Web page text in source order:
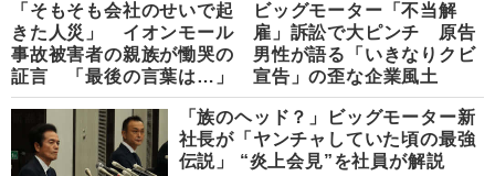
「そもそも会社のせいで起
きた人災」 イオンモール
事故被害者の親族が慟哭の
証言 「最後の言葉は…」
ビッグモーター「不当解
雇」訴訟で大ピンチ 原告
男性が語る「いきなりクビ
宣告」の歪な企業風土
「族のヘッド？」ビッグモーター新
社長が「ヤンチャしていた頃の最強
伝説」 “炎上会見”を社員が解説